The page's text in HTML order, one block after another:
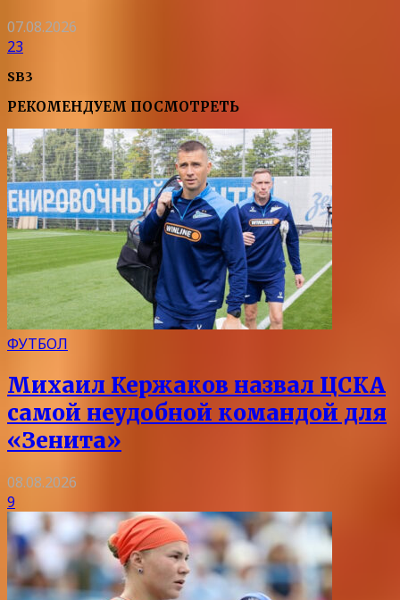
07.08.2026
23
SB3
РЕКОМЕНДУЕМ ПОСМОТРЕТЬ
ФУТБОЛ
Михаил Кержаков назвал ЦСКА
самой неудобной командой для
«Зенита»
08.08.2026
9